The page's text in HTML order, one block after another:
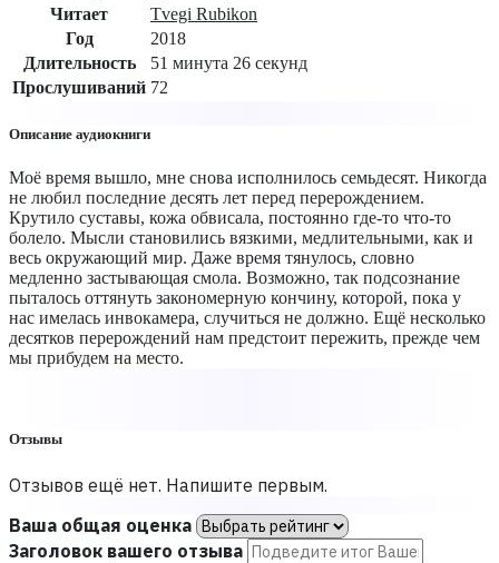
Читает
Tvegi Rubikon
Год
2018
Длительность
51 минута 26 секунд
Прослушиваний 72
Описание аудиокниги
Моё время вышло, мне снова исполнилось семьдесят. Никогда
не любил последние десять лет перед перерождением.
Крутило суставы, кожа обвисала, постоянно где-то что-то
болело. Мысли становились вязкими, медлительными, как и
весь окружающий мир. Даже время тянулось, словно
медленно застывающая смола. Возможно, так подсознание
пыталось оттянуть закономерную кончину, которой, пока у
нас имелась инвокамера, случиться не должно. Ещё несколько
десятков перерождений нам предстоит пережить, прежде чем
мы прибудем на место.
Отзывы
Отзывов ещё нет. Напишите первым.
Ваша общая оценка
Заголовок вашего отзыва